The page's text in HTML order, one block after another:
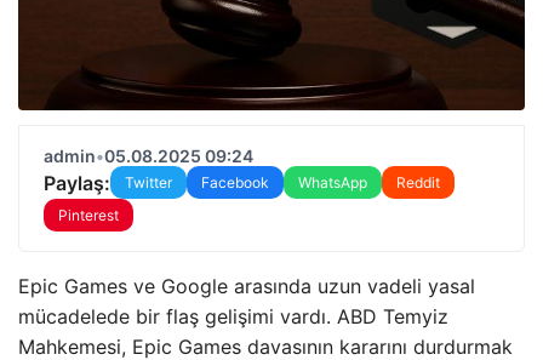
admin•05.08.2025 09:24
Paylaş: Twitter Facebook WhatsApp
Reddit
Pinterest
Epic Games ve Google arasında uzun vadeli yasal
mücadelede bir flaş gelişimi vardı. ABD Temyiz
Mahkemesi, Epic Games davasının kararını durdurmak